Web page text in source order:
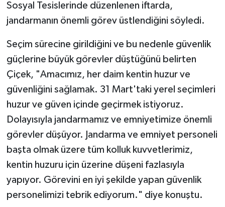
Sosyal Tesislerinde düzenlenen iftarda,
jandarmanın önemli görev üstlendiğini söyledi.
Seçim sürecine girildiğini ve bu nedenle güvenlik
güçlerine büyük görevler düştüğünü belirten
Çiçek, "Amacımız, her daim kentin huzur ve
güvenliğini sağlamak. 31 Mart'taki yerel seçimleri
huzur ve güven içinde geçirmek istiyoruz.
Dolayısıyla jandarmamız ve emniyetimize önemli
görevler düşüyor. Jandarma ve emniyet personeli
başta olmak üzere tüm kolluk kuvvetlerimiz,
kentin huzuru için üzerine düşeni fazlasıyla
yapıyor. Görevini en iyi şekilde yapan güvenlik
personelimizi tebrik ediyorum." diye konuştu.